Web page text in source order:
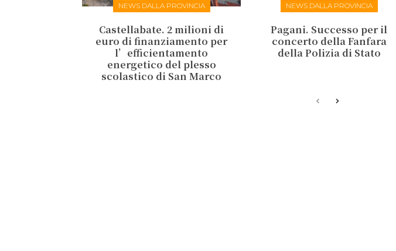
NEWS DALLA PROVINCIA
Castellabate. 2 milioni di
euro di finanziamento per
l’efficientamento
energetico del plesso
scolastico di San Marco
NEWS DALLA PROVINCIA
Pagani. Successo per il
concerto della Fanfara
della Polizia di Stato